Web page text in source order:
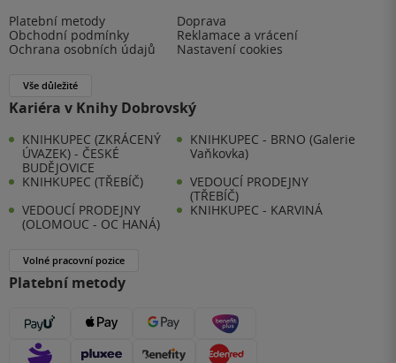
Platební metody
Doprava
Obchodní podmínky
Reklamace a vrácení
Ochrana osobních údajů
Nastavení cookies
Vše důležité
Kariéra v Knihy Dobrovský
KNIHKUPEC (ZKRÁCENÝ
ÚVAZEK) - ČESKÉ
BUDĚJOVICE
KNIHKUPEC - BRNO (Galerie
Vaňkovka)
KNIHKUPEC (TŘEBÍČ)
VEDOUCÍ PRODEJNY
(TŘEBÍČ)
VEDOUCÍ PRODEJNY
(OLOMOUC - OC HANÁ)
KNIHKUPEC - KARVINÁ
Volné pracovní pozice
Platební metody